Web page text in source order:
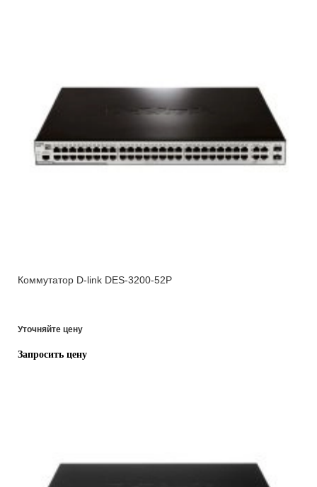
Коммутатор D-link DES-3200-52P
Уточняйте цену
Запросить цену